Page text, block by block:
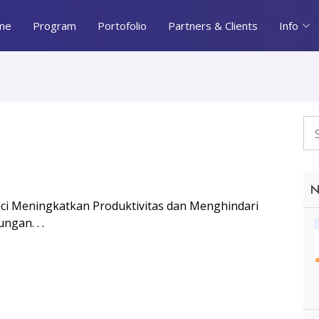
Program Portofolio Partners & Clients Info
Meningkatkan Produktivitas dan Menghindari
. .